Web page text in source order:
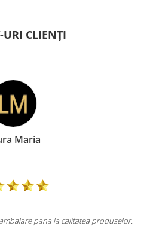
URI CLIENȚI
Totul la superlativ! Produsul, fix